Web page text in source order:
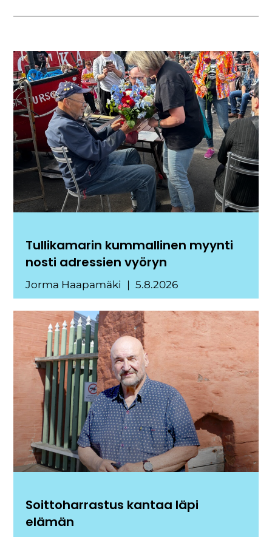
Tullikamarin kummallinen myynti
nosti adressien vyöryn
Jorma Haapamäki 5.8.2026
Soittoharrastus kantaa läpi
elämän